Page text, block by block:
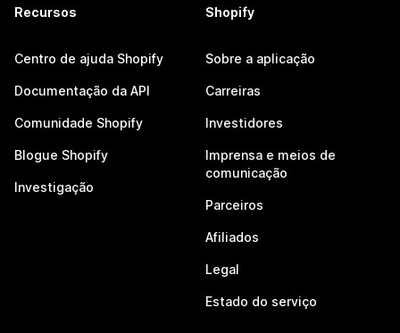
Recursos
Centro de ajuda Shopify
Documentação da API
Comunidade Shopify
Blogue Shopify
Investigação
Shopify
Sobre a aplicação
Carreiras
Investidores
Imprensa e meios de
comunicação
Parceiros
Afiliados
Legal
Estado do serviço